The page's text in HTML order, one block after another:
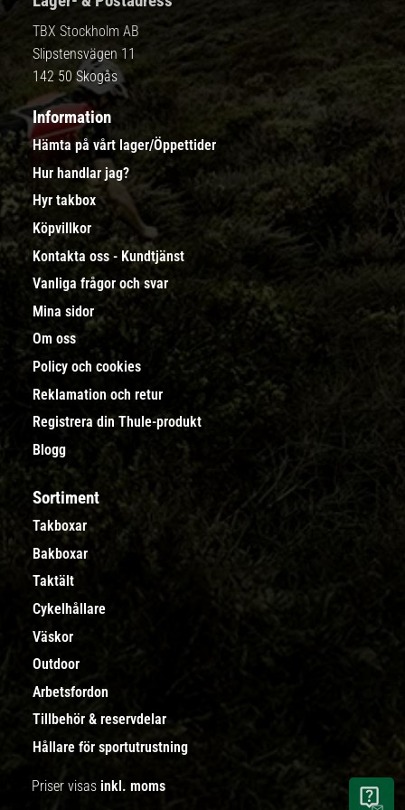
TBX Stockholm AB
Slipstensvägen 11
142 50 Skogås
Information
Hämta på vårt lager/Öppettider
Hur handlar jag?
Hyr takbox
Köpvillkor
Kontakta oss - Kundtjänst
Vanliga frågor och svar
Mina sidor
Om oss
Policy och cookies
Reklamation och retur
Registrera din Thule-produkt
Blogg
Sortiment
Takboxar
Bakboxar
Taktält
Cykelhållare
Väskor
Outdoor
Arbetsfordon
Tillbehör & reservdelar
Hållare för sportutrustning
Priser visas inkl. moms